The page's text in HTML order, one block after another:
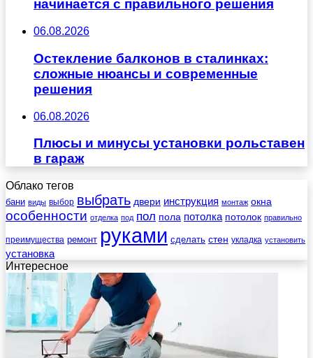
начинается с правильного решения
06.08.2026
Остекление балконов в сталинках:
сложные нюансы и современные
решения
06.08.2026
Плюсы и минусы установки рольставен
в гараж
Облако тегов
бани виды выбор выбрать двери инструкция монтаж окна
особенности отделка под пол пола потолка потолок правильно
преимущества ремонт руками сделать стен укладка установить
установка
Интересное